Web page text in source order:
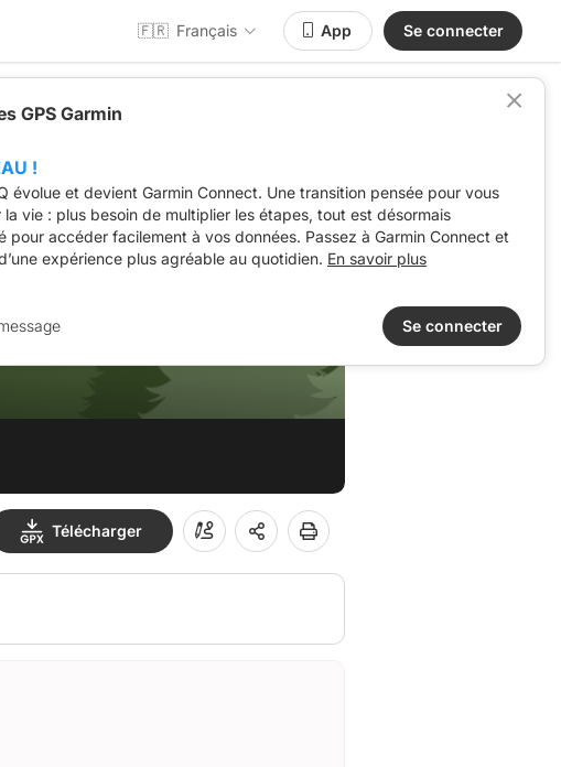
🇫🇷 Français App Se connecter
Télécharger
GPS Garmin
!
évolue et devient Garmin Connect. Une transition pensée pour vous
la vie : plus besoin de multiplier les étapes, tout est désormais
pour accéder facilement à vos données. Passez à Garmin Connect et
expérience plus agréable au quotidien. En savoir plus
Se connecter